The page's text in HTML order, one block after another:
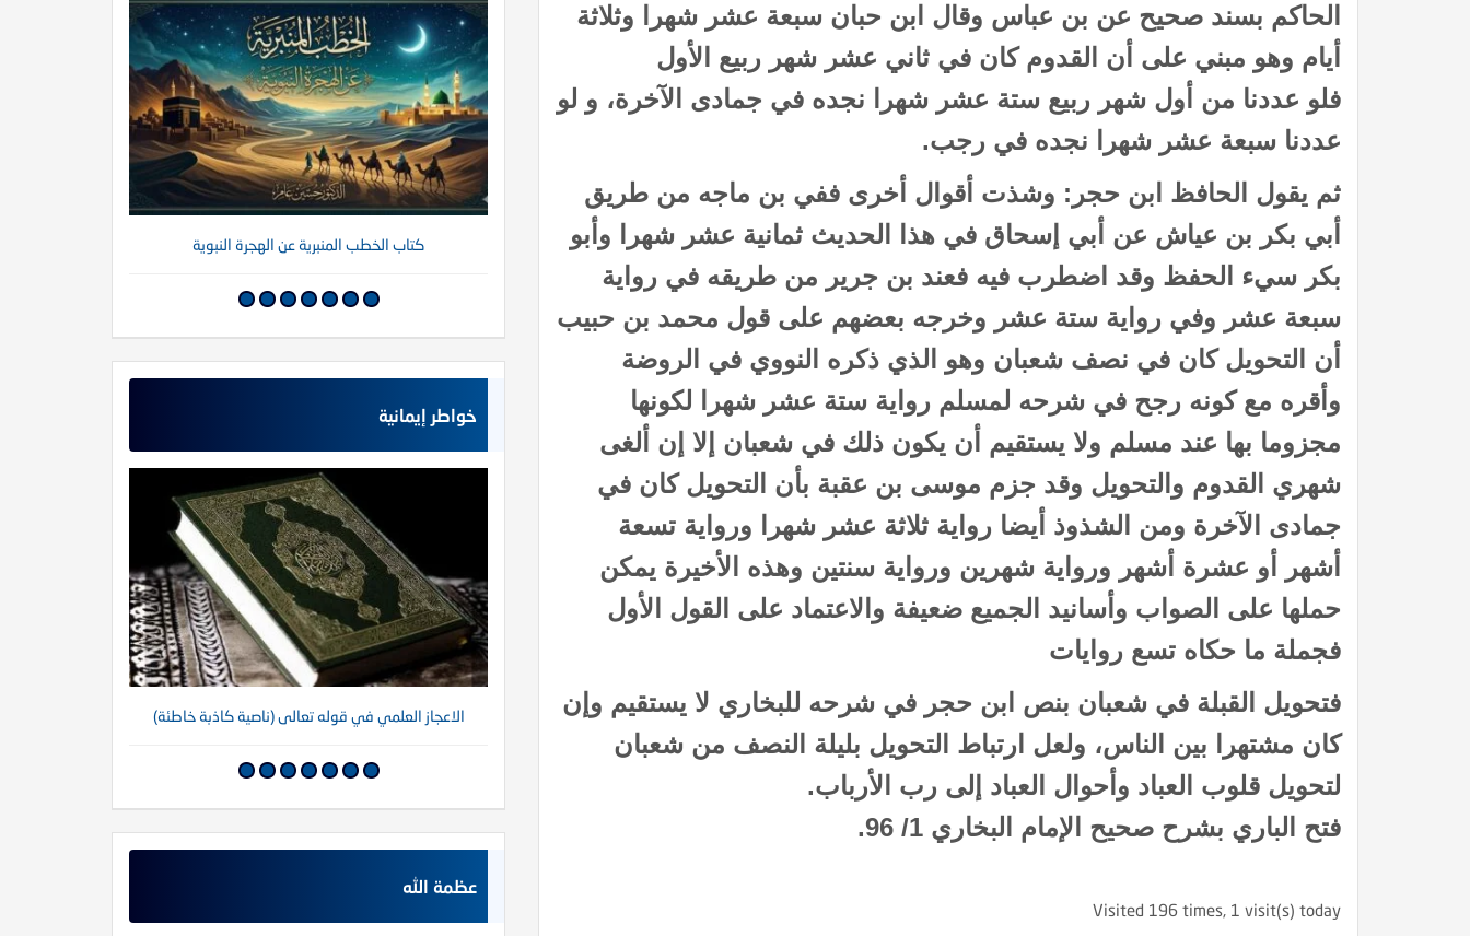
الحاكم بسند صحيح عن بن عباس وقال ابن حبان سبعة عشر شهرا وثلاثة
أيام وهو مبني على أن القدوم كان في ثاني عشر شهر ربيع الأول
فلو عددنا من أول شهر ربيع ستة عشر شهرا نجده في جمادى الآخرة، و لو
عددنا سبعة عشر شهرا نجده في رجب.
ثم يقول الحافظ ابن حجر: وشذت أقوال أخرى ففي بن ماجه من طريق
أبي بكر بن عياش عن أبي إسحاق في هذا الحديث ثمانية عشر شهرا وأبو
بكر سيء الحفظ وقد اضطرب فيه فعند بن جرير من طريقه في رواية
سبعة عشر وفي رواية ستة عشر وخرجه بعضهم على قول محمد بن حبيب
أن التحويل كان في نصف شعبان وهو الذي ذكره النووي في الروضة
وأقره مع كونه رجح في شرحه لمسلم رواية ستة عشر شهرا لكونها
مجزوما بها عند مسلم ولا يستقيم أن يكون ذلك في شعبان إلا إن ألغى
شهري القدوم والتحويل وقد جزم موسى بن عقبة بأن التحويل كان في
جمادى الآخرة ومن الشذوذ أيضا رواية ثلاثة عشر شهرا ورواية تسعة
أشهر أو عشرة أشهر ورواية شهرين ورواية سنتين وهذه الأخيرة يمكن
حملها على الصواب وأسانيد الجميع ضعيفة والاعتماد على القول الأول
فجملة ما حكاه تسع روايات
فتحويل القبلة في شعبان بنص ابن حجر في شرحه للبخاري لا يستقيم وإن
كان مشتهرا بين الناس، ولعل ارتباط التحويل بليلة النصف من شعبان
لتحويل قلوب العباد وأحوال العباد إلى رب الأرباب.
فتح الباري بشرح صحيح الإمام البخاري 1/ 96.
Visited 196 times, 1 visit(s) today
الظمآن في فقه الصيام” كتاب إتحاف الدعاة بفقه الزكاة كتاب الأنفاس الزكية في شرح الأربعين النووية كتاب الخطب المنبرية عن الهجرة النبوية
خواطر إيمانية
الميزان د. محمد عبد المنعم أما القــرونُ فإنهــا لأبيكِ شعر عن الأخوة في الله الاعجاز العلمي في قوله تعالى (ناصية كاذبة خاطئة)
عظمة الله